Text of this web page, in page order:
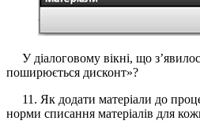
У діалоговому вікні, що
поширюється дисконт»?
11. Як додати матеріали до
норми списання матеріалів для